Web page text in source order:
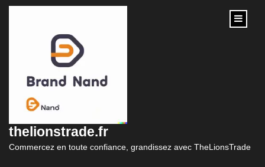
content
thelionstrade.fr
Commercez en toute confiance, grandissez avec TheLionsTrade
Trouvez le Meilleur
Taux de Crédit Adapté
à Vos Besoins